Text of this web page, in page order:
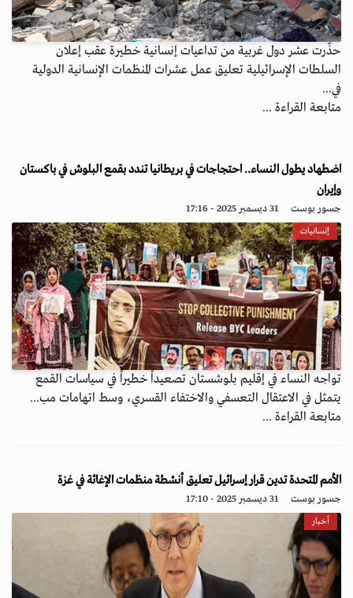
حذّرت عشر دول غربية من تداعيات إنسانية خطيرة عقب إعلان
السلطات الإسرائيلية تعليق عمل عشرات المنظمات الإنسانية الدولية
في...
متابعة القراءة ...
اضطهاد يطول النساء.. احتجاجات في بريطانيا تندد بقمع البلوش في باكستان
وإيران
جسور بوست 31 ديسمبر 2025 - 17:16
إنسانيات
تواجه النساء في إقليم بلوشستان تصعيداً خطيراً في سياسات القمع
يتمثل في الاعتقال التعسفي والاختفاء القسري، وسط اتهامات مب...
متابعة القراءة ...
الأمم المتحدة تدين قرار إسرائيل تعليق أنشطة منظمات الإغاثة في غزة
جسور بوست 31 ديسمبر 2025 - 17:10
أخبار